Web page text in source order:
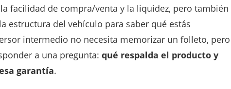
facilidad de compra/venta y la liquidez, pero también
estructura del vehículo para saber qué estás
intermedio no necesita memorizar un folleto, pero
a una pregunta: qué respalda el producto y
garantía.